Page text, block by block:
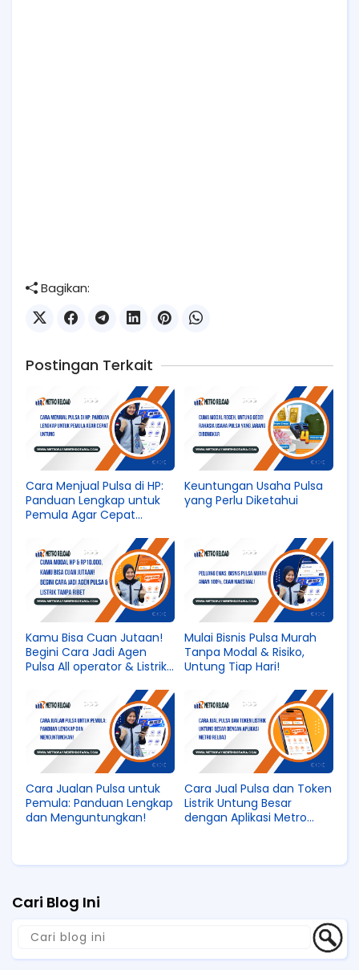
Bagikan:
Postingan Terkait
Cara Menjual Pulsa di HP:
Panduan Lengkap untuk
Pemula Agar Cepat
Keuntungan Usaha Pulsa
yang Perlu Diketahui
Kamu Bisa Cuan Jutaan!
Begini Cara Jadi Agen
Pulsa All operator & Listrik
Mulai Bisnis Pulsa Murah
Tanpa Modal & Risiko,
Untung Tiap Hari!
Cara Jualan Pulsa untuk
Pemula: Panduan Lengkap
dan Menguntungkan!
Cara Jual Pulsa dan Token
Listrik Untung Besar
dengan Aplikasi Metro
Cari Blog Ini